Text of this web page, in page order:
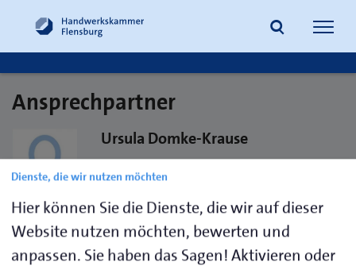
Suche
Ansprechpartner
Ursula Domke-Krause
Raumpflege
Handwerkskammer Flensburg
Außenstelle Rendsburg
Dienste, die wir nutzen möchten
Hier können Sie die Dienste, die wir auf dieser
Website nutzen möchten, bewerten und
anpassen. Sie haben das Sagen! Aktivieren oder